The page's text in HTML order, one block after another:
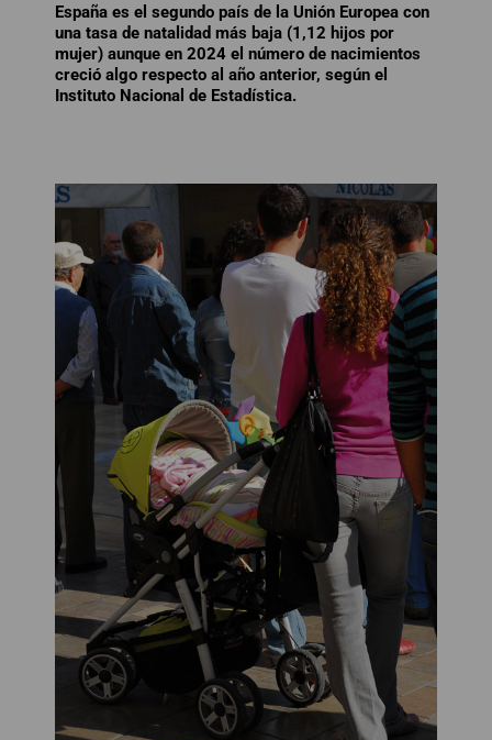
España es el segundo país de la Unión Europea con
una tasa de natalidad más baja (1,12 hijos por
mujer) aunque en 2024 el número de nacimientos
creció algo respecto al año anterior, según el
Instituto Nacional de Estadística.